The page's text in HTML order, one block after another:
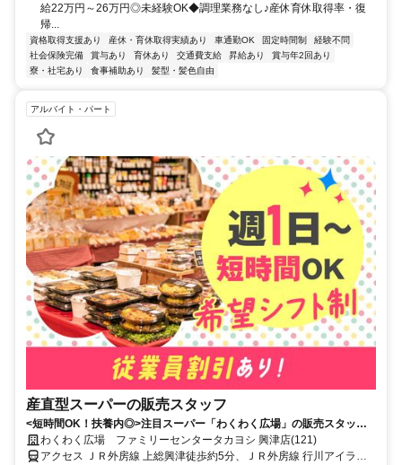
給22万円～26万円◎未経験OK◆調理業務なし♪産休育休取得率・復
帰...
資格取得支援あり 産休・育休取得実績あり 車通勤OK 固定時間制
経験不問
社会保険完備
賞与あり 育休あり 交通費支給 昇給あり
賞与年2回あり
寮・社宅あり
食事補助あり 髪型・髪色自由
アルバイト・パート
産直型スーパーの販売スタッフ
<短時間OK！扶養内◎>注目スーパー「わくわく広場」の販売スタッ
フ！未経験歓迎！ブランクOK/主婦（主夫）活躍中
わくわく広場 ファミリーセンタータカヨシ 興津店(121)
アクセス ＪＲ外房線 上総興津徒歩約5分、ＪＲ外房線 行川アイラン